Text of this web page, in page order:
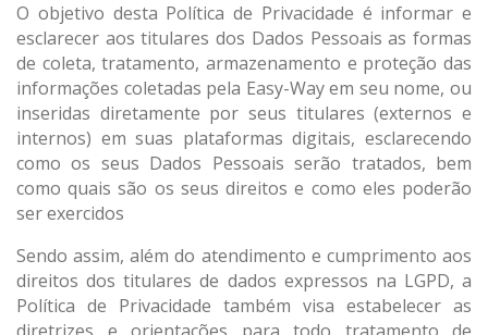
O objetivo desta Política de Privacidade é informar e
esclarecer aos titulares dos Dados Pessoais as formas
de coleta, tratamento, armazenamento e proteção das
informações coletadas pela Easy-Way em seu nome, ou
inseridas diretamente por seus titulares (externos e
internos) em suas plataformas digitais, esclarecendo
como os seus Dados Pessoais serão tratados, bem
como quais são os seus direitos e como eles poderão
ser exercidos
Sendo assim, além do atendimento e cumprimento aos
direitos dos titulares de dados expressos na LGPD, a
Política de Privacidade também visa estabelecer as